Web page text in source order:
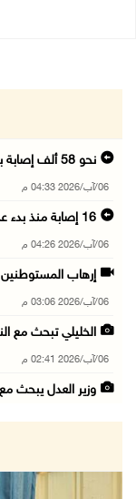
نحو 58 ألف إصابة بجدري الماء في قطاع غزة منذ ...
06/آب/2026 04:33 م
16 إصابة منذ بدء عدوان الاحتلال على مخيم قلند ...
06/آب/2026 04:26 م
إرهاب
06/آب/2026 03:06 م
الخليلي تبحث مع
06/آب/2026 02:41 م
وزير العدل يبحث مع
سلطة النقد:
06/آب/2026 02:31 م